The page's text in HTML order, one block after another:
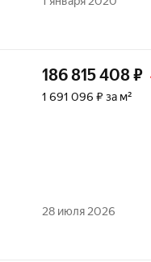
186 815 408₽
1 691 096 ₽ за м²
28 июля 2026